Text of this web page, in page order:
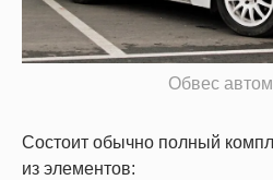
Обвес
Состоит обычно полный
из элементов: